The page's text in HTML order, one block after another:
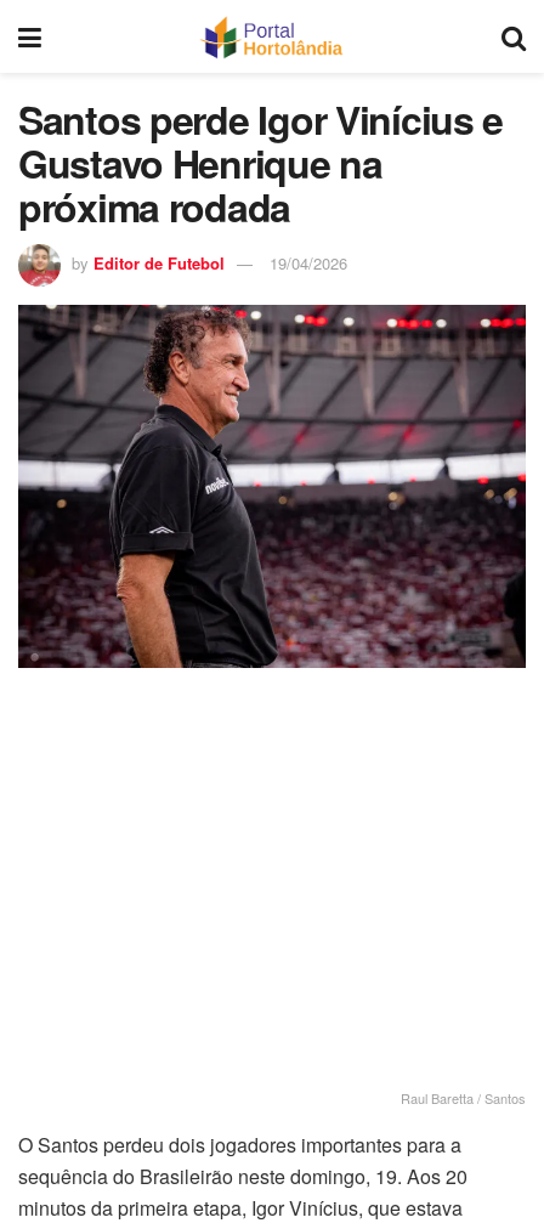
Santos perde Igor Vinícius e
Gustavo Henrique na
próxima rodada
by Editor de Futebol 19/04/2026
Raul Baretta / Santos
O Santos perdeu dois jogadores importantes para a
sequência do Brasileirão neste domingo, 19. Aos 20
minutos da primeira etapa, Igor Vinícius, que estava